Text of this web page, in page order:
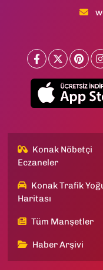
Konak Nöbetçi
Eczaneler
Konak Trafik
Haritası
Tüm Manşetler
Haber Arşivi